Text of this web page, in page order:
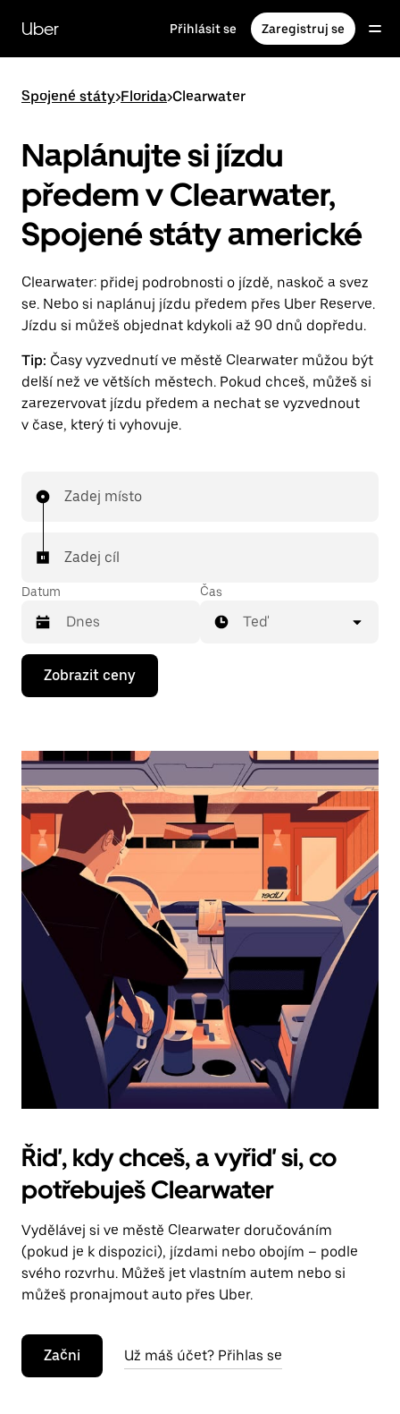
hlavní
obsah
Uber Přihlásit se Zaregistruj se
Spojené státy>Florida>Clearwater
Naplánujte si jízdu
předem v Clearwater,
Spojené státy americké
Clearwater: přidej podrobnosti o jízdě, naskoč a svez
se. Nebo si naplánuj jízdu předem přes Uber Reserve.
Jízdu si můžeš objednat kdykoli až 90 dnů dopředu.
Tip: Časy vyzvednutí ve městě Clearwater můžou být
delší než ve větších městech. Pokud chceš, můžeš si
zarezervovat jízdu předem a nechat se vyzvednout
v čase, který ti vyhovuje.
Zadej místo
Zadej cíl
Datum
Stisknutím
klávesy
se
kalendář
vybrat
datum.
Stisknutím
klávesy
Esc
zavřeš
kalendář.
Čas
Teď
Zobrazit ceny
Řiď, kdy chceš, a vyřiď si, co
potřebuješ Clearwater
Vydělávej si ve městě Clearwater doručováním
(pokud je k dispozici), jízdami nebo obojím – podle
svého rozvrhu. Můžeš jet vlastním autem nebo si
můžeš pronajmout auto přes Uber.
Začni Už máš účet? Přihlas se